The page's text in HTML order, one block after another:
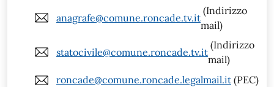
anagrafe@comune.roncade.tv.it
(Indirizzo
mail)
statocivile@comune.roncade.tv.it
(Indirizzo
mail)
roncade@comune.roncade.legalmail.it (PEC)